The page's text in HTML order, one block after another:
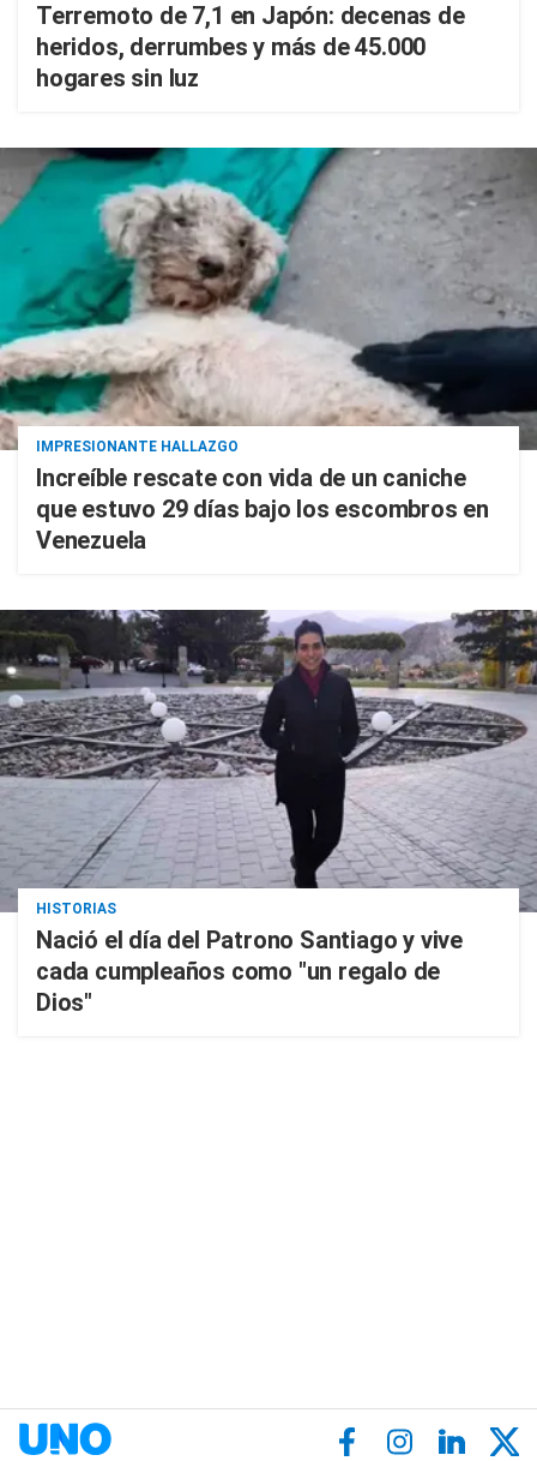
Terremoto de 7,1 en Japón: decenas de
heridos, derrumbes y más de 45.000
hogares sin luz
IMPRESIONANTE HALLAZGO
Increíble rescate con vida de un caniche
que estuvo 29 días bajo los escombros en
Venezuela
HISTORIAS
Nació el día del Patrono Santiago y vive
cada cumpleaños como "un regalo de
Dios"